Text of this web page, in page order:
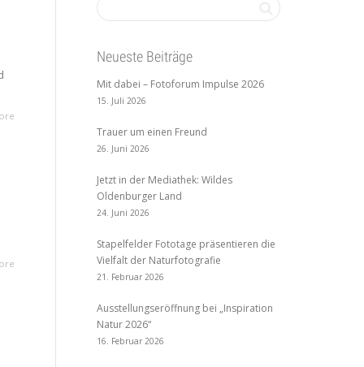
Neueste Beiträge
Mit dabei – Fotoforum Impulse 2026
15. Juli 2026
Trauer um einen Freund
26. Juni 2026
Jetzt in der Mediathek: Wildes
Oldenburger Land
24. Juni 2026
Stapelfelder Fototage präsentieren die
Vielfalt der Naturfotografie
21. Februar 2026
Ausstellungseröffnung bei „Inspiration
Natur 2026“
16. Februar 2026